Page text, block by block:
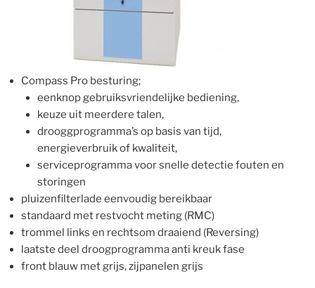
Compass Pro besturing;
eenknop gebruiksvriendelijke bediening,
keuze uit meerdere talen,
drooggprogramma’s op basis van tijd,
energieverbruik of kwaliteit,
serviceprogramma voor snelle detectie fouten en
storingen
pluizenfilterlade eenvoudig bereikbaar
standaard met restvocht meting (RMC)
trommel links en rechtsom draaiend (Reversing)
laatste deel droogprogramma anti kreuk fase
front blauw met grijs, zijpanelen grijs